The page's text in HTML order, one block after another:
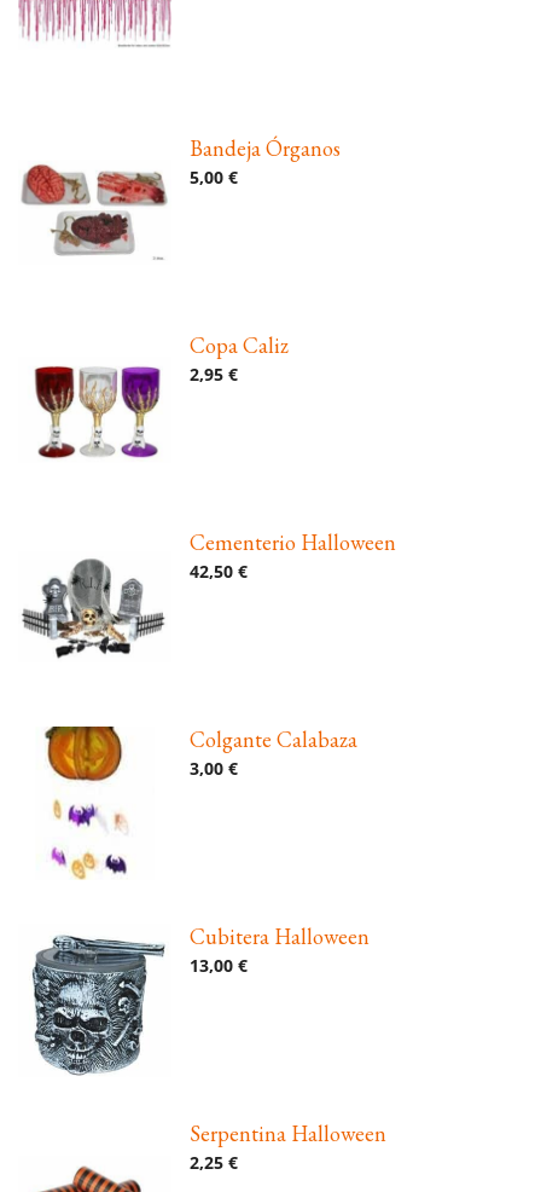
Bandeja Órganos
5,00 €
Copa Caliz
2,95 €
Cementerio Halloween
42,50 €
Colgante Calabaza
3,00 €
Cubitera Halloween
13,00 €
Serpentina Halloween
2,25 €